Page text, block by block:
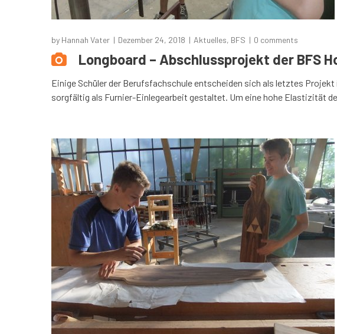
by Hannah Vater Dezember 24, 2018 Aktuelles, BFS 0 comments
Longboard – Abschlussprojekt der BFS
Einige Schüler der Berufsfachschule entscheiden sich als letztes
sorgfältig als Furnier-Einlegearbeit gestaltet. Um eine hohe Elastizität